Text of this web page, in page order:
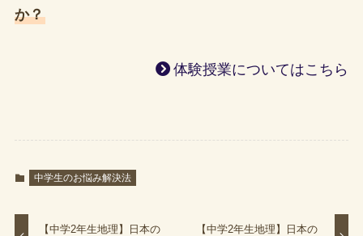
か？
体験授業についてはこちら
中学生のお悩み解決法
【中学2年生地理】日本の
【中学2年生地理】日本の